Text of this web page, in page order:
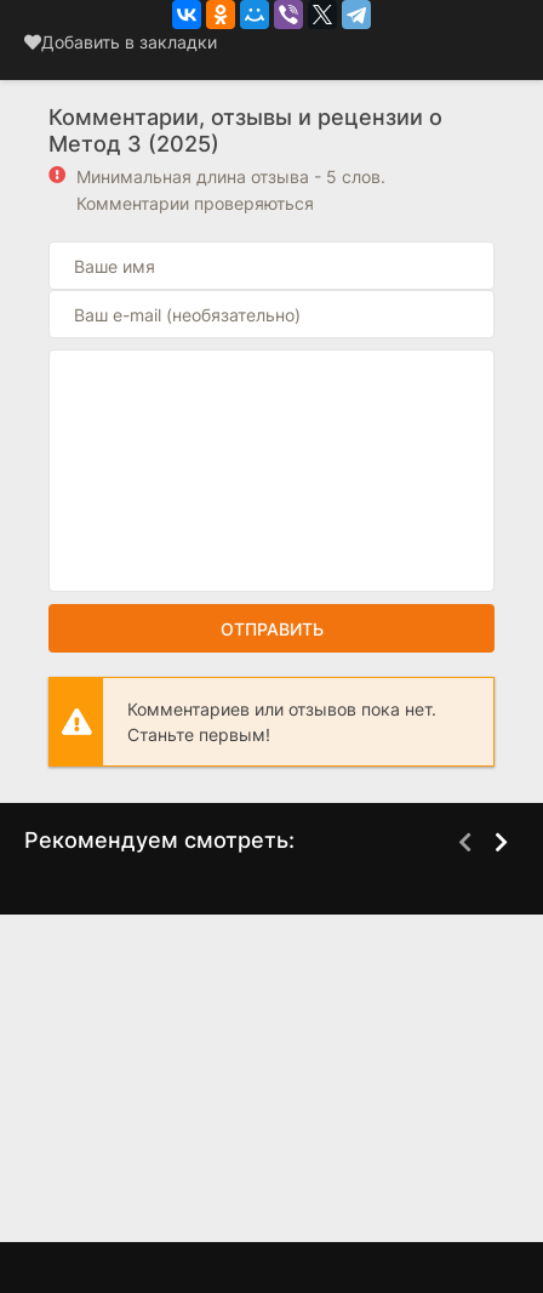
Добавить в закладки
Комментарии, отзывы и рецензии о
Метод 3 (2025)
Минимальная длина отзыва - 5 слов.
Комментарии проверяються
ОТПРАВИТЬ
Комментариев или отзывов пока нет.
Станьте первым!
Рекомендуем смотреть: